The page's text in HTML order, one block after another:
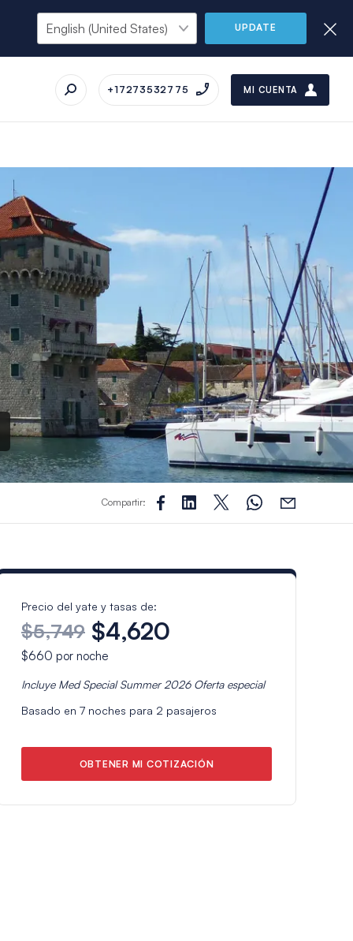
UPDATE
+17273532775 MI CUENTA
Compartir:
Precio del yate y tasas de:
$5,749 $4,620
$660 por noche
Incluye Med Special Summer 2026Oferta especial
Basado en 7 noches para 2 pasajeros
OBTENER MI COTIZACIÓN